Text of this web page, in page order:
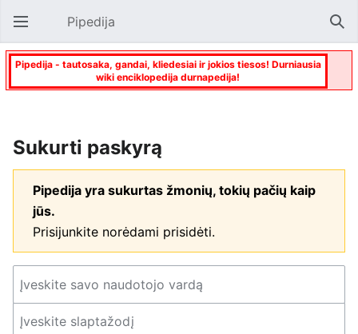
Atverti pagrindinį meniu Pipedija
Pipedija - tautosaka, gandai, kliedesiai ir jokios tiesos! Durniausia
wiki enciklopedija durnapedija!
Sukurti paskyrą
Pipedija yra sukurtas žmonių, tokių pačių kaip
jūs.
Prisijunkite norėdami prisidėti.